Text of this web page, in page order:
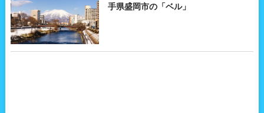
手県盛岡市の「ベル」